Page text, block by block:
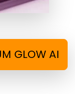
GLOW AI